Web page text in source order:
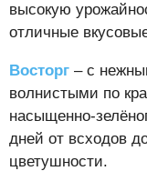
высокую
отличные
Восторг – с
волнистыми по
насыщенно-
дней от всходов
цветушности.